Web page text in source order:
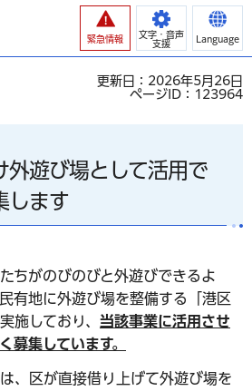
緊急情報
文字・音声
支援
Language
更新日：2026年5月26日
ページID：123964
外遊び場として活用で
します
ちがのびのびと外遊びできるよ
有地に外遊び場を整備する「港区
施しており、 当該事業に活用させ
募集しています。
、区が直接借り上げて外遊び場を